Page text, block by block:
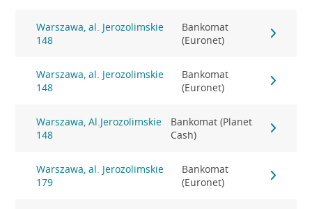
Warszawa, al. Jerozolimskie
148
Bankomat
(Euronet)
Warszawa, al. Jerozolimskie
148
Bankomat
(Euronet)
Warszawa, Al.Jerozolimskie
148
Bankomat (Planet
Cash)
Warszawa, al. Jerozolimskie
179
Bankomat
(Euronet)